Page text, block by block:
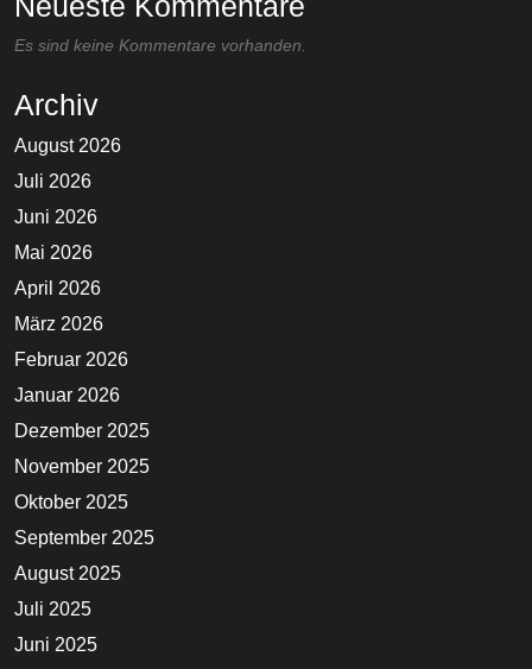
Es sind keine Kommentare vorhanden.
Archiv
August 2026
Juli 2026
Juni 2026
Mai 2026
April 2026
März 2026
Februar 2026
Januar 2026
Dezember 2025
November 2025
Oktober 2025
September 2025
August 2025
Juli 2025
Juni 2025